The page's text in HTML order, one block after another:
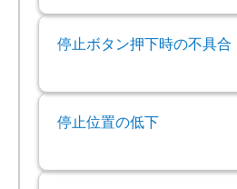
停止ボタン押下時の不具合
停止位置の低下